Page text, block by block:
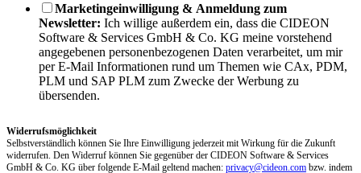
Marketingeinwilligung & Anmeldung zum
Newsletter: Ich willige außerdem ein, dass die CIDEON
Software & Services GmbH & Co. KG meine vorstehend
angegebenen personenbezogenen Daten verarbeitet, um mir
per E-Mail Informationen rund um Themen wie CAx, PDM,
PLM und SAP PLM zum Zwecke der Werbung zu
übersenden.
Widerrufsmöglichkeit
Selbstverständlich können Sie Ihre Einwilligung jederzeit mit Wirkung für die Zukunft
widerrufen. Den Widerruf können Sie gegenüber der CIDEON Software & Services
GmbH & Co. KG über folgende E-Mail geltend machen: privacy@cideon.com bzw. indem